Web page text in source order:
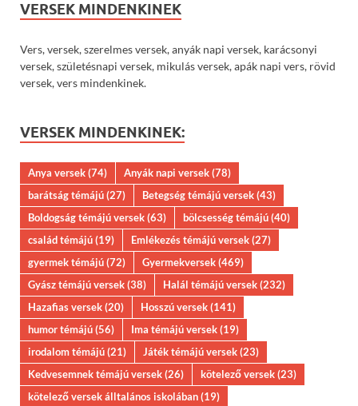
VERSEK MINDENKINEK
Vers, versek, szerelmes versek, anyák napi versek, karácsonyi
versek, születésnapi versek, mikulás versek, apák napi vers, rövid
versek, vers mindenkinek.
VERSEK MINDENKINEK:
Anya versek(74) Anyák napi versek(78)
barátság témájú(27) Betegség témájú versek(43)
Boldogság témájú versek(63) bölcsesség témájú(40)
család témájú(19) Emlékezés témájú versek(27)
gyermek témájú(72) Gyermekversek(469)
Gyász témájú versek(38) Halál témájú versek(232)
Hazafias versek(20) Hosszú versek(141)
humor témájú(56) Ima témájú versek(19)
irodalom témájú(21) Játék témájú versek(23)
Kedvesemnek témájú versek(26) kötelező versek(23)
kötelező versek álltalános iskolában(19)